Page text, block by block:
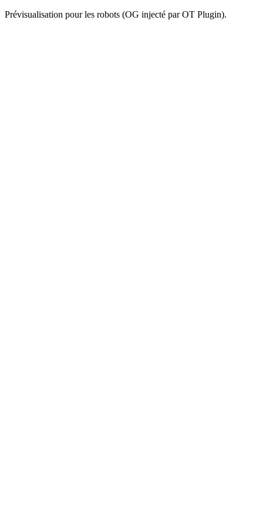
Prévisualisation pour les robots (OG injecté par OT Plugin).